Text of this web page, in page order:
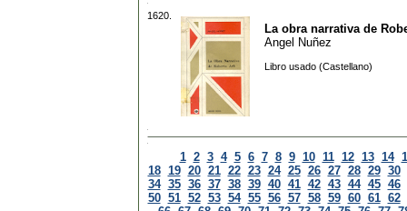
1620.
La obra narrativa de
Angel Nuñez
Libro usado (Castellano)
1 2 3 4 5 6 7 8 9 10 11 12 13 14
18 19 20 21 22 23 24 25 26 27 28 29 30
34 35 36 37 38 39 40 41 42 43 44 45 46
50 51 52 53 54 55 56 57 58 59 60 61 62